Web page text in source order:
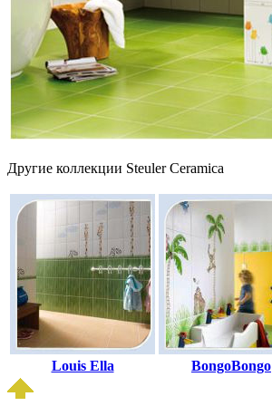
Другие коллекции Steuler Ceramica
Louis Ella BongoBongo